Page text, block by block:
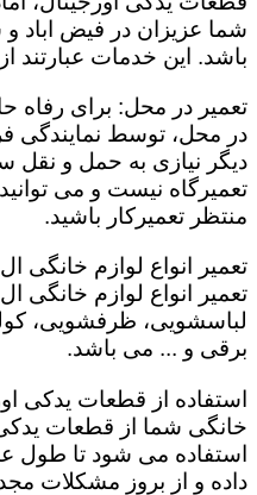
شما عزیزان در فیض اباد
باشد. این خدمات عبارتند
تعمیر در محل: برای رفاه
در محل، توسط نمایندگی
دیگر نیازی به حمل و نقل
تعمیرگاه نیست و می
منتظر تعمیرکار باشید.
تعمیر انواع لوازم
تعمیر انواع لوازم خانگی
لباسشویی، ظرفشویی،
برقی و ... می باشد.
استفاده از قطعات یدکی
خانگی شما از قطعات یدکی
استفاده می شود تا طول
داده و از بروز مشکلات